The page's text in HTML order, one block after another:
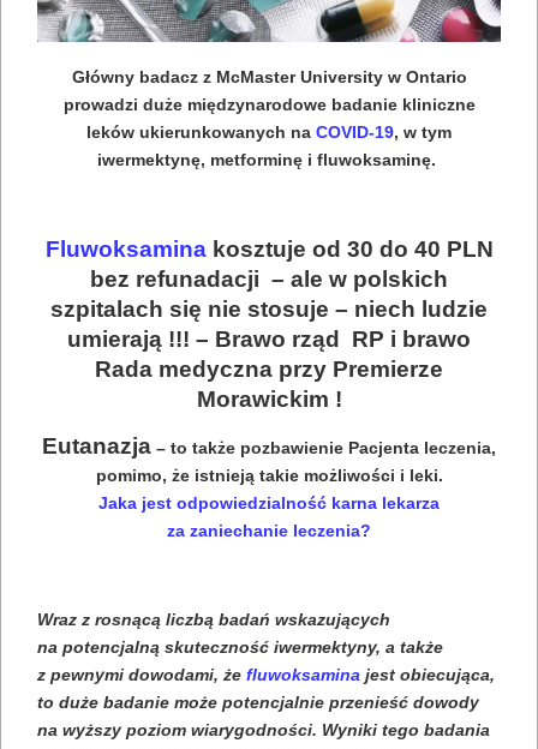
Główny badacz z McMaster University w Ontario
prowadzi duże międzynarodowe badanie kliniczne
leków ukierunkowanych na COVID-19, w tym
iwermektynę, metforminę i fluwoksaminę.
Fluwoksaminakosztuje od 30 do 40 PLN
bez refunadacji – ale w polskich
szpitalach się nie stosuje – niech ludzie
umierają !!! – Brawo rząd RP i brawo
Rada medyczna przy Premierze
Morawickim !
Eutanazja – to także pozbawienie Pacjenta leczenia,
pomimo, że istnieją takie możliwości i leki.
Jaka jest odpowiedzialność karna lekarza
za zaniechanie leczenia?
Wraz z rosnącą liczbą badań wskazujących
na potencjalną skuteczność iwermektyny, a także
z pewnymi dowodami, że fluwoksamina jest obiecująca,
to duże badanie może potencjalnie przenieść dowody
na wyższy poziom wiarygodności. Wyniki tego badania